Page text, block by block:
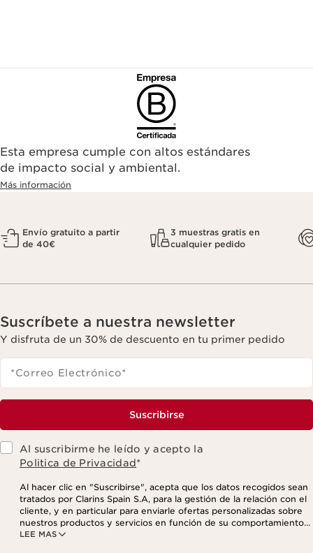
Esta empresa cumple con altos estándares
de impacto social y ambiental.
Más información
Envío gratuito a partir
de 40€
3 muestras gratis en
cualquier pedido
Suscríbete a nuestra newsletter
Y disfruta de un 30% de descuento en tu primer pedido
*Correo Electrónico*
Suscribirse
Al suscribirme he leído y acepto la
Politica de Privacidad*
LEE MAS
Al hacer clic en "Suscribirse", acepta que los datos recogidos sean
tratados por Clarins Spain S.A, para la gestión de la relación con el
cliente, y en particular para enviarle ofertas personalizadas sobre
nuestros productos y servicios en función de su comportamiento
de compra, sus hábitos y/o intereses, incluso mediante su